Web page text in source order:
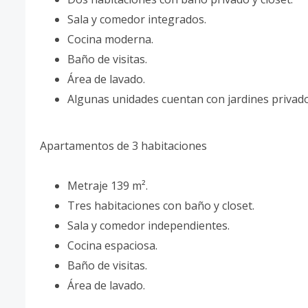
Sala y comedor integrados.
Cocina moderna.
Baño de visitas.
Área de lavado.
Algunas unidades cuentan con jardines
Apartamentos de 3 habitaciones
Metraje 139 m².
Tres habitaciones con baño y closet.
Sala y comedor independientes.
Cocina espaciosa.
Baño de visitas.
Área de lavado.